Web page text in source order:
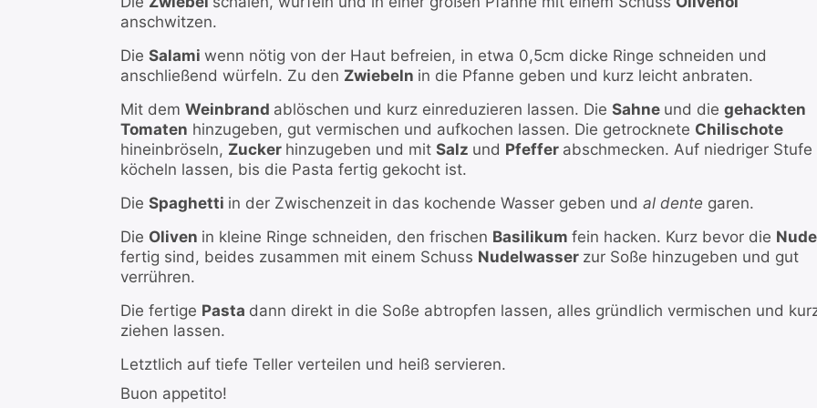
anschwitzen.
Die Salami wenn nötig von der Haut befreien, in etwa 0,5cm dicke Ringe schneiden und
anschließend würfeln. Zu den Zwiebeln in die Pfanne geben und kurz leicht anbraten.
Mit dem Weinbrand ablöschen und kurz einreduzieren lassen. Die Sahne und die gehackten
Tomaten hinzugeben, gut vermischen und aufkochen lassen. Die getrocknete Chilischote
hineinbröseln, Zucker hinzugeben und mit Salz und Pfeffer abschmecken. Auf niedriger Stufe
köcheln lassen, bis die Pasta fertig gekocht ist.
Die Spaghetti in der Zwischenzeit in das kochende Wasser geben und al dente garen.
Die Oliven in kleine Ringe schneiden, den frischen Basilikum fein hacken. Kurz bevor die
fertig sind, beides zusammen mit einem Schuss Nudelwasser zur Soße hinzugeben und gut
verrühren.
Die fertige Pasta dann direkt in die Soße abtropfen lassen, alles gründlich vermischen und
ziehen lassen.
Letztlich auf tiefe Teller verteilen und heiß servieren.
Buon appetito!